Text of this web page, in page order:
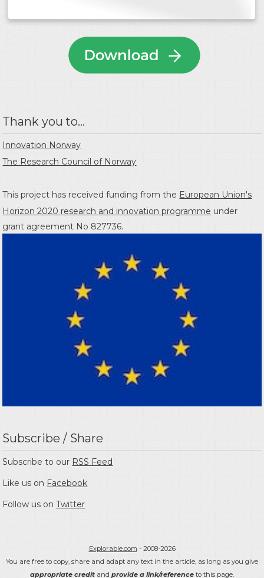
Thank you to...
Innovation Norway
The Research Council of Norway
This project has received funding from the European Union's
Horizon 2020 research and innovation programme under
grant agreement No 827736.
Subscribe / Share
Subscribe to our RSS Feed
Like us on Facebook
Follow us onTwitter
Explorable.com - 2008-2026
You are free to copy, share and adapt any text in the article, as long as you give
appropriate credit and provide a link/reference to this page.